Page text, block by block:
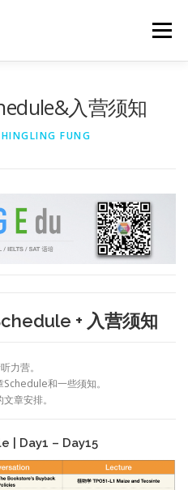
Menu
登陆
入营须知
FUNG
+ 入营须知
力营。
和一些须知。
章安排。
| Day1 – Day15